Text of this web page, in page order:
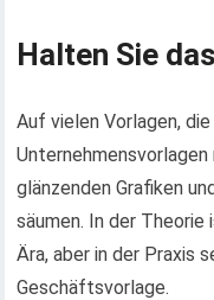
Halten Sie
Auf vielen Vorlagen,
glänzenden Grafiken
säumen. In der
Ära, aber in der Praxis
Geschäftsvorlage.